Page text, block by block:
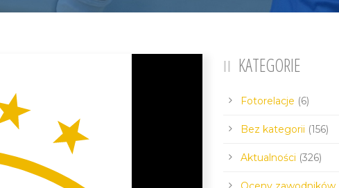
KATEGORIE
Fotorelacje (6)
Bez kategorii (156)
Aktualności (326)